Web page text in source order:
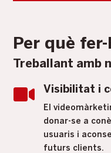
Per què
Treballant amb
 Visibilitat i
El
donar-se a
usuaris i
futurs clients.